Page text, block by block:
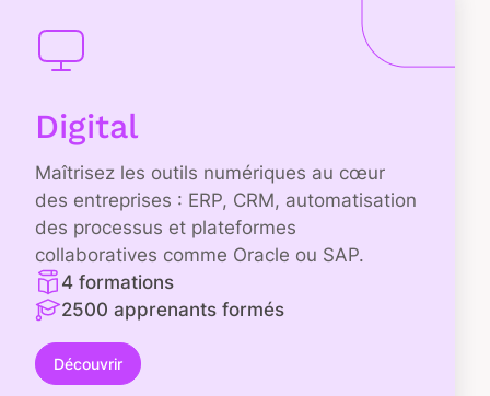
Digital
Maîtrisez les outils numériques au cœur
des entreprises : ERP, CRM, automatisation
des processus et plateformes
collaboratives comme Oracle ou SAP.
4 formations
2500 apprenants formés
Découvrir